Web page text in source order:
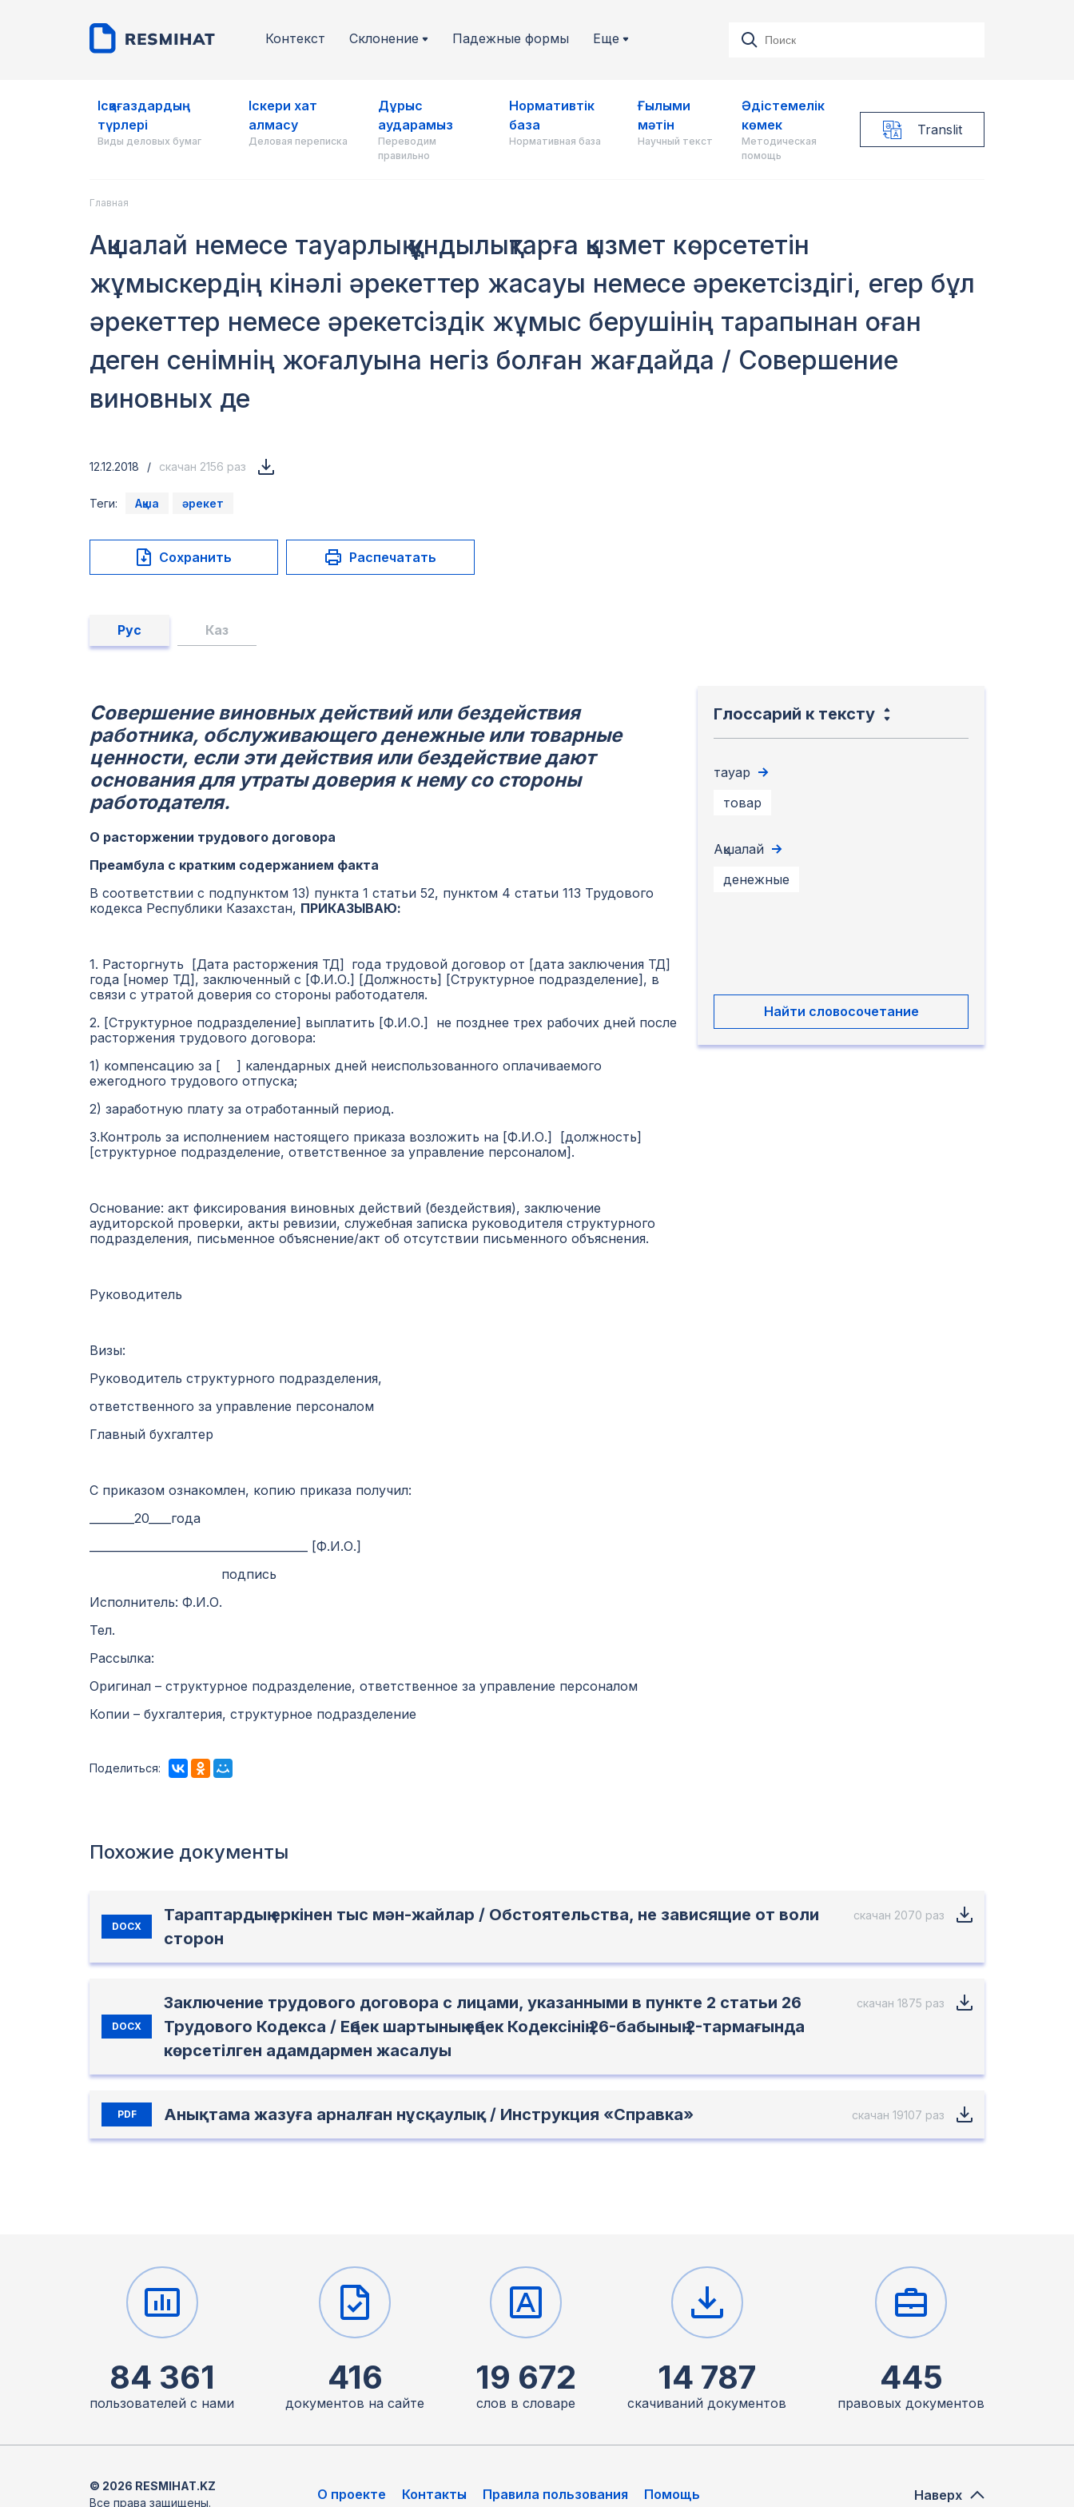
Контекст Склонение Падежные формы Еще
Ісқағаздардың
түрлері
Виды деловых бумаг
Іскери хат
алмасу
Деловая переписка
Дұрыс
аударамыз
Переводим
правильно
Нормативтік
база
Нормативная база
Ғылыми
мәтін
Научный текст
Әдістемелік
көмек
Методическая
помощь
Translit
Главная
Ақшалай немесе тауарлық құндылықтарға қызмет көрсететін
жұмыскердің кінәлі әрекеттер жасауы немесе әрекетсіздігі, егер бұл
әрекеттер немесе әрекетсіздік жұмыс берушінің тарапынан оған
деген сенімнің жоғалуына негіз болған жағдайда / Совершение
виновных де
12.12.2018 / скачан 2156 раз
Теги: Ақша әрекет
Сохранить Распечатать
Рус Каз
Совершение виновных действий или бездействия
работника, обслуживающего денежные или товарные
ценности, если эти действия или бездействие дают
основания для утраты доверия к нему со стороны
работодателя.
О расторжении трудового договора
Преамбула с кратким содержанием факта
В соответствии с подпунктом 13) пункта 1 статьи 52, пунктом 4 статьи 113 Трудового
кодекса Республики Казахстан, ПРИКАЗЫВАЮ:
1. Расторгнуть [Дата расторжения ТД] года трудовой договор от [дата заключения ТД]
года [номер ТД], заключенный с [Ф.И.О.] [Должность] [Структурное подразделение], в
связи с утратой доверия со стороны работодателя.
2. [Структурное подразделение] выплатить [Ф.И.О.] не позднее трех рабочих дней после
расторжения трудового договора:
1) компенсацию за [ ] календарных дней неиспользованного оплачиваемого
ежегодного трудового отпуска;
2) заработную плату за отработанный период.
3.Контроль за исполнением настоящего приказа возложить на [Ф.И.О.] [должность]
[структурное подразделение, ответственное за управление персоналом].
Основание: акт фиксирования виновных действий (бездействия), заключение
аудиторской проверки, акты ревизии, служебная записка руководителя структурного
подразделения, письменное объяснение/акт об отсутствии письменного объяснения.
Руководитель
Визы:
Руководитель структурного подразделения,
ответственного за управление персоналом
Главный бухгалтер
С приказом ознакомлен, копию приказа получил:
________20____года
_______________________________________ [Ф.И.О.]
подпись
Исполнитель: Ф.И.О.
Тел.
Рассылка:
Оригинал – структурное подразделение, ответственное за управление персоналом
Копии – бухгалтерия, структурное подразделение
Глоссарий к тексту
тауар
товар
Ақшалай
денежные
Найти словосочетание
Поделиться:
Похожие документы
DOCX
Тараптардың еркінен тыс мән-жайлар / Обстоятельства, не зависящие от воли
сторон
скачан 2070 раз
DOCX
Заключение трудового договора с лицами, указанными в пункте 2 статьи 26
Трудового Кодекса / Еңбек шартының еңбек Кодексінiң 26-бабының 2-тармағында
көрсетілген адамдармен жасалуы
скачан 1875 раз
PDF Анықтама жазуға арналған нұсқаулық / Инструкция «Справка» скачан 19107 раз
84 361
пользователей с нами
416
документов на сайте
19 672
слов в словаре
14 787
скачиваний документов
445
правовых документов
Наверх
О проекте Контакты Правила пользования Помощь
© 2026 RESMIHAT.KZ
Все права защищены.